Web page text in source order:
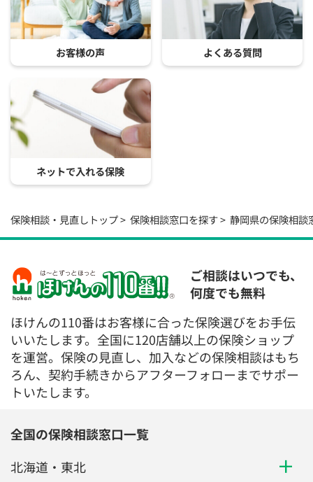
お客様の声 よくある質問
ネットで入れる保険
保険相談・見直しトップ 保険相談窓口を探す 静岡県の保険相談
ご相談はいつでも、
何度でも無料
ほけんの110番はお客様に合った保険選びをお手伝
いいたします。全国に120店舗以上の保険ショップ
を運営。保険の見直し、加入などの保険相談はもち
ろん、契約手続きからアフターフォローまでサポー
トいたします。
全国の保険相談窓口一覧
北海道・東北